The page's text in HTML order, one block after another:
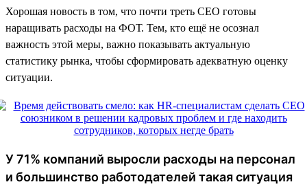
Хорошая новость в том, что почти треть CEO готовы
наращивать расходы на ФОТ. Тем, кто ещё не осознал
важность этой меры, важно показывать актуальную
статистику рынка, чтобы сформировать адекватную оценку
ситуации.
У 71% компаний выросли расходы на персонал
и большинство работодателей такая ситуация